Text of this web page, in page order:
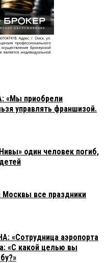
«Мы приобрели
управлять франшизой.
один человек погиб,
все праздники
«Сотрудница аэропорта
«С какой целью вы